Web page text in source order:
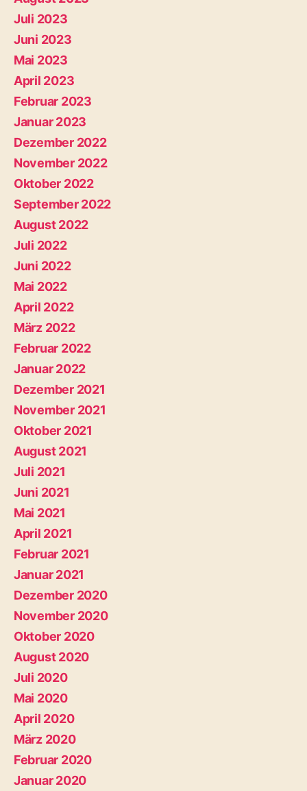
Juli 2023
Juni 2023
Mai 2023
April 2023
Februar 2023
Januar 2023
Dezember 2022
November 2022
Oktober 2022
September 2022
August 2022
Juli 2022
Juni 2022
Mai 2022
April 2022
März 2022
Februar 2022
Januar 2022
Dezember 2021
November 2021
Oktober 2021
August 2021
Juli 2021
Juni 2021
Mai 2021
April 2021
Februar 2021
Januar 2021
Dezember 2020
November 2020
Oktober 2020
August 2020
Juli 2020
Mai 2020
April 2020
März 2020
Februar 2020
Januar 2020